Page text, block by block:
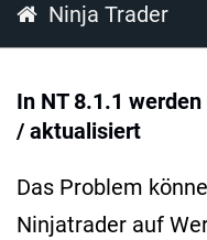
Ninja Trader
In NT 8.1.1
/ aktualisiert
Das Problem
Ninjatrader auf